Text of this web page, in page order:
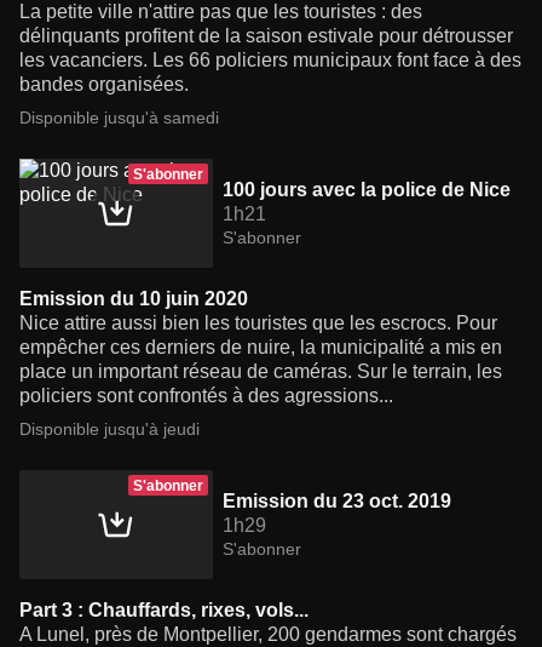
La petite ville n'attire pas que les touristes : des
délinquants profitent de la saison estivale pour détrousser
les vacanciers. Les 66 policiers municipaux font face à des
bandes organisées.
Disponible jusqu'à samedi
S'abonner
100 jours avec la police de Nice
1h21
S'abonner
Emission du 10 juin 2020
Nice attire aussi bien les touristes que les escrocs. Pour
empêcher ces derniers de nuire, la municipalité a mis en
place un important réseau de caméras. Sur le terrain, les
policiers sont confrontés à des agressions...
Disponible jusqu'à jeudi
S'abonner
Emission du 23 oct. 2019
1h29
S'abonner
Part 3 : Chauffards, rixes, vols...
A Lunel, près de Montpellier, 200 gendarmes sont chargés